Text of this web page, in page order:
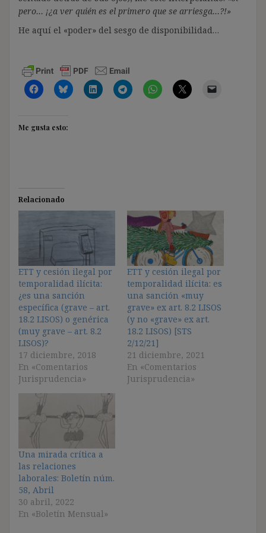
pero… ¡¿a ver quién es el primero que se arriesga…?!»
He aquí el «poder» del sesgo de disponibilidad…
Me gusta esto:
Relacionado
ETT y cesión ilegal por
temporalidad ilícita:
¿es una sanción
específica (grave – art.
18.2 LISOS) o genérica
(muy grave – art. 8.2
LISOS)?
17 diciembre, 2018
En «Comentarios
Jurisprudencia»
ETT y cesión ilegal por
temporalidad ilícita: es
una sanción «muy
grave» ex art. 8.2 LISOS
(y no «grave» ex art.
18.2 LISOS) [STS
2/12/21]
21 diciembre, 2021
En «Comentarios
Jurisprudencia»
Una mirada crítica a
las relaciones
laborales: Boletín núm.
58, Abril
30 abril, 2022
En «Boletín Mensual»